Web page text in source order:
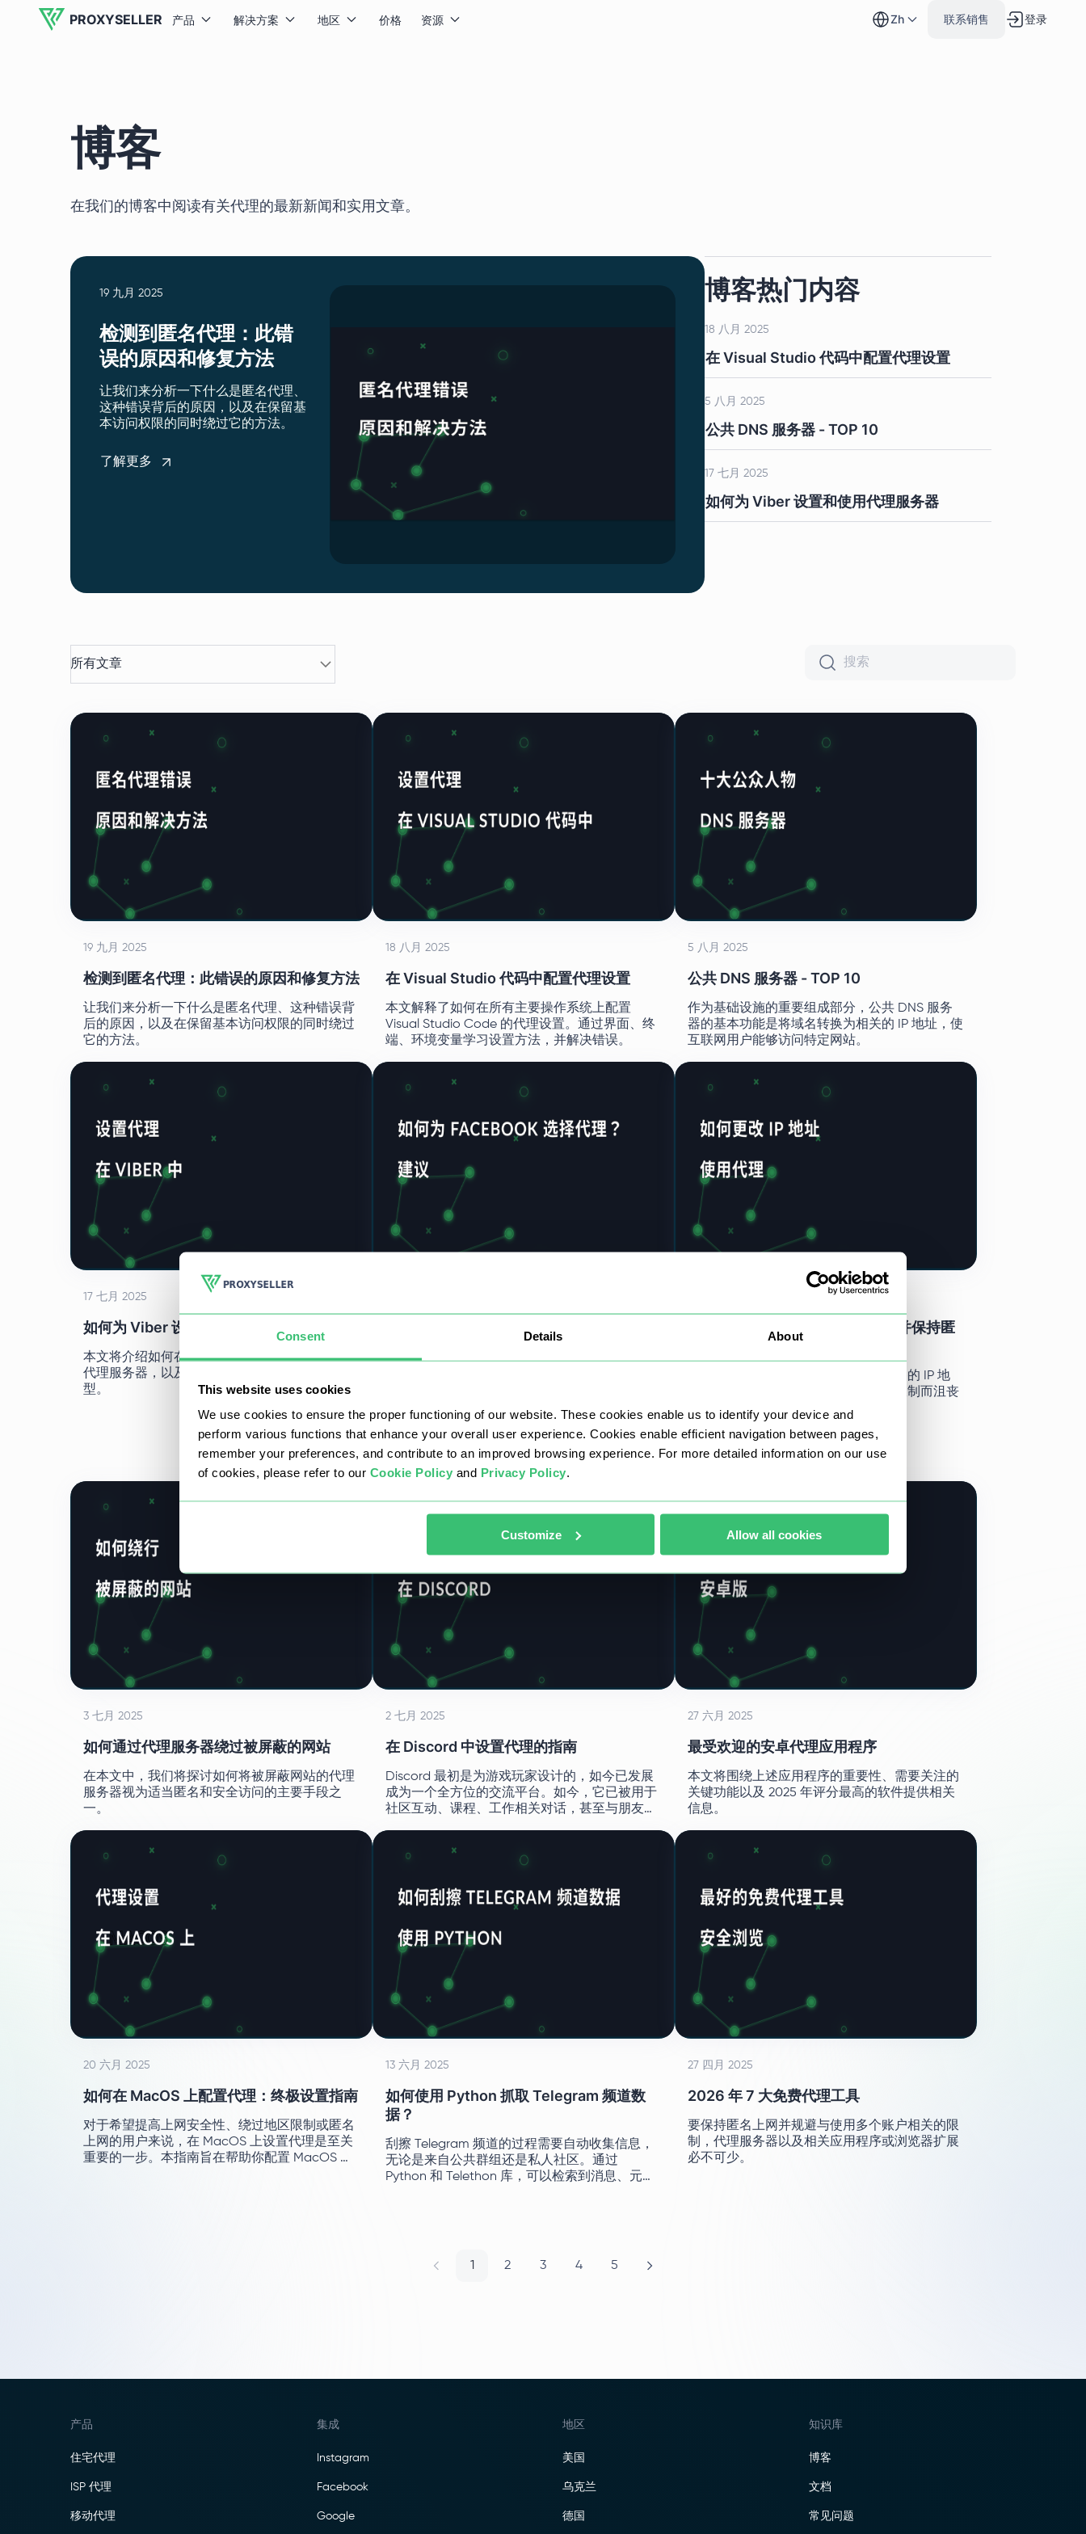
Consent Details About
This website uses cookies
We use cookies to ensure the proper functioning of our website. These cookies enable us to identify your device and
perform various functions that enhance your overall user experience. Cookies enable efficient navigation between pages,
remember your preferences, and contribute to an improved browsing experience. For more detailed information on our use
of cookies, please refer to our Cookie Policy and Privacy Policy.
Customize Allow all cookies
PROXYSELLER 产品 解决方案 地区 价格 资源 zh 联系销售 登录
博客
在我们的博客中阅读有关代理的最新新闻和实用文章。
19 九月 2025
检测到匿名代理：此错
误的原因和修复方法
让我们来分析一下什么是匿名代理、
这种错误背后的原因，以及在保留基
本访问权限的同时绕过它的方法。
了解更多
博客热门内容
18 八月 2025
在 Visual Studio 代码中配置代理设置
5 八月 2025
公共 DNS 服务器 - TOP 10
17 七月 2025
如何为 Viber 设置和使用代理服务器
所有文章
19 九月 2025
检测到匿名代理：此错误的原因和修复方法
让我们来分析一下什么是匿名代理、这种错误背
后的原因，以及在保留基本访问权限的同时绕过
它的方法。
18 八月 2025
在 Visual Studio 代码中配置代理设置
本文解释了如何在所有主要操作系统上配置
Visual Studio Code 的代理设置。通过界面、终
端、环境变量学习设置方法，并解决错误。
5 八月 2025
公共 DNS 服务器 - TOP 10
作为基础设施的重要组成部分，公共 DNS 服务
器的基本功能是将域名转换为相关的 IP 地址，使
互联网用户能够访问特定网站。
17 七月 2025
如何为 Viber 设置和使用代理服务器
本文将介绍如何在不同操作系统上为 Viber 使用
代理服务器，以及建议的最适合该应用程序的类
型。
在本文中，我们将了解什么是 Facebook 的最佳
如何使用代理服务器更改 IP 地址并保持匿
许多情况下都需要知道：如何更改设备的 IP 地
址。用户经常会因为遇到阻止或地区限制而沮丧
地修改自己的 IP 地址。
3 七月 2025
如何通过代理服务器绕过被屏蔽的网站
在本文中，我们将探讨如何将被屏蔽网站的代理
服务器视为适当匿名和安全访问的主要手段之
一。
2 七月 2025
在 Discord 中设置代理的指南
Discord 最初是为游戏玩家设计的，如今已发展
成为一个全方位的交流平台。如今，它已被用于
社区互动、课程、工作相关对话，甚至与朋友的
27 六月 2025
最受欢迎的安卓代理应用程序
本文将围绕上述应用程序的重要性、需要关注的
关键功能以及 2025 年评分最高的软件提供相关
信息。
20 六月 2025
如何在 MacOS 上配置代理：终极设置指南
对于希望提高上网安全性、绕过地区限制或匿名
上网的用户来说，在 MacOS 上设置代理是至关
重要的一步。本指南旨在帮助你配置 MacOS 代
13 六月 2025
如何使用 Python 抓取 Telegram 频道数
据？
刮擦 Telegram 频道的过程需要自动收集信息，
无论是来自公共群组还是私人社区。通过
Python 和 Telethon 库，可以检索到消息、元数
27 四月 2025
2026 年 7 大免费代理工具
要保持匿名上网并规避与使用多个账户相关的限
制，代理服务器以及相关应用程序或浏览器扩展
必不可少。
1 2 3 4 5
产品
住宅代理
ISP 代理
移动代理
集成
Instagram
Facebook
Google
地区
美国
乌克兰
德国
知识库
博客
文档
常见问题